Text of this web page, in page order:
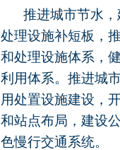
推进城市节水
处理设施补短板，
和处理设施体系，
利用体系。推进城
用处置设施建设，
和站点布局，建设
色慢行交通系统。